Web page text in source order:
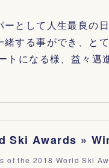
として人生最良の
する事ができ、と
トになる様、益々邁
Ski Awards »
of the 2018 World Ski